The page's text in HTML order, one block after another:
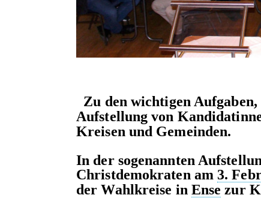
Zu den wichtigen
Aufstellung von
Kreisen und Gemeinden.
In der sogenannten
Christdemokraten am 3.
der Wahlkreise in Ense zur